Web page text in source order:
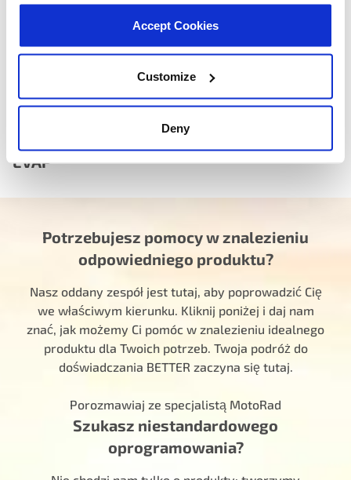
Accept Cookies
Customize
Deny
Zobacz pełną gamę produktów systemu
EVAP
Potrzebujesz pomocy w znalezieniu
odpowiedniego produktu?
Nasz oddany zespół jest tutaj, aby poprowadzić Cię
we właściwym kierunku. Kliknij poniżej i daj nam
znać, jak możemy Ci pomóc w znalezieniu idealnego
produktu dla Twoich potrzeb. Twoja podróż do
doświadczania BETTER zaczyna się tutaj.
Porozmawiaj ze specjalistą MotoRad
Szukasz niestandardowego
oprogramowania?